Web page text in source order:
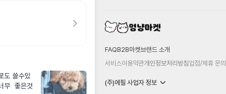
도 쓸수있
무  좋은것
FAQB2B마켓 브랜드 소개
서비스이용약관개인정보처리방침입점/제휴 문의
(주)에필 사업자 정보